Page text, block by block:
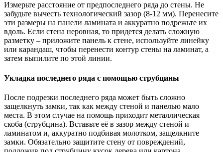
Измерьте расстояние от предпоследнего ряда до стены. Не
забудьте вычесть технологический зазор (8-12 мм). Перенесите
эти размеры на панели ламината и аккуратно подрежьте их
вдоль. Если стена неровная, то придется делать сложную
разметку – приложите панель к стене, используйте линейку
или карандаш, чтобы перенести контур стены на ламинат, а
затем выпилите по этой линии.
Укладка последнего ряда с помощью струбцины
После подрезки последнего ряда может быть сложно
защелкнуть замки, так как между стеной и панелью мало
места. В этом случае на помощь приходит металлическая
скоба (струбцина). Вставьте её в зазор между стеной и
ламинатом и, аккуратно подбивая молотком, защелкните
замки. Обязательно защитите стену от повреждений,